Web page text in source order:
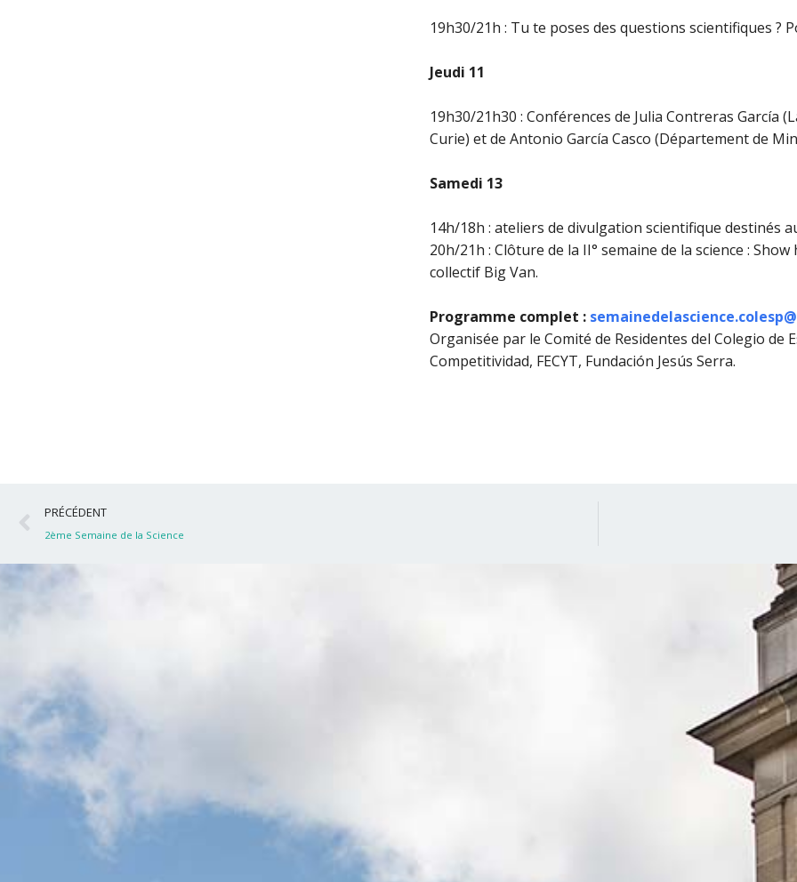
19h30/21h : Tu te poses des questions scientifiques ?
Jeudi 11
19h30/21h30 : Conférences de Julia Contreras
Curie) et de Antonio García Casco (Département de
Samedi 13
14h/18h : ateliers de divulgation scientifique destinés
20h/21h : Clôture de la II° semaine de la science :
collectif Big Van.
Programme complet :
Organisée par le Comité de Residentes del Colegio de
Competitividad, FECYT, Fundación Jesús Serra.
Précédent
PRÉCÉDENT
2ème Semaine de la Science